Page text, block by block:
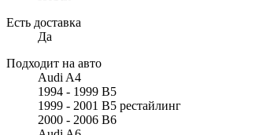
Есть доставка
Да
Подходит на авто
Audi A4
1994 - 1999 B5
1999 - 2001 B5 рестайлинг
2000 - 2006 B6